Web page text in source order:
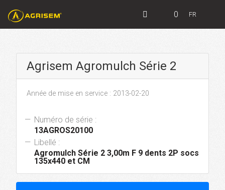
0 FR
Agrisem Agromulch Série 2
Année de mise en service : 2013-02-20
Numéro de série :
13AGROS20100
Libellé :
Agromulch Série 2 3,00m F 9 dents 2P socs
135x440 et CM